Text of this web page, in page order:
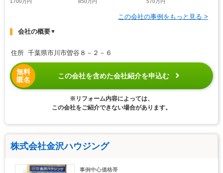
1700万円
850万円
570万円
この会社の事例をもっと見る >
会社の概要▼
住所 千葉県市川市曽谷８－２－６
無料
匿名
この会社を含めた会社紹介を申込む
※リフォーム内容によっては、
この会社をご紹介できない場合があります。
株式会社金沢ハウジング
事例中心価格帯